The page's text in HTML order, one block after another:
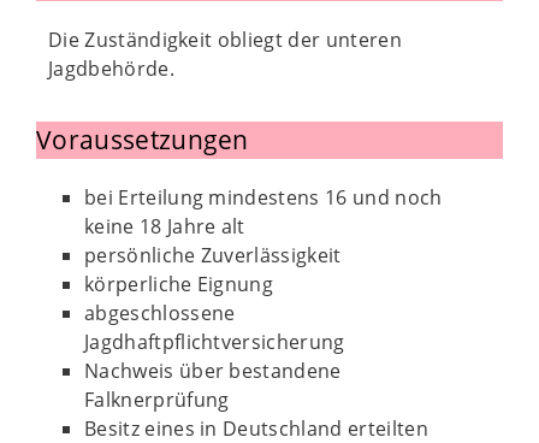
Die Zuständigkeit obliegt der unteren
Jagdbehörde.
Voraussetzungen
bei Erteilung mindestens 16 und noch
keine 18 Jahre alt
persönliche Zuverlässigkeit
körperliche Eignung
abgeschlossene
Jagdhaftpflichtversicherung
Nachweis über bestandene
Falknerprüfung
Besitz eines in Deutschland erteilten